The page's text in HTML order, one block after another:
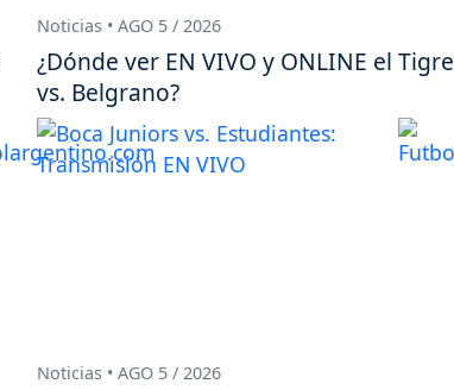
Noticias • AGO 5 / 2026
¿Dónde ver EN VIVO y ONLINE el Tigre
vs. Belgrano?
Noticias • AGO 5 / 2026